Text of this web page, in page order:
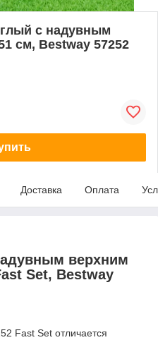
с надувным
см, Bestway 57252
Доставка Оплата
верхним
Set, Bestway
Fast Set отличается